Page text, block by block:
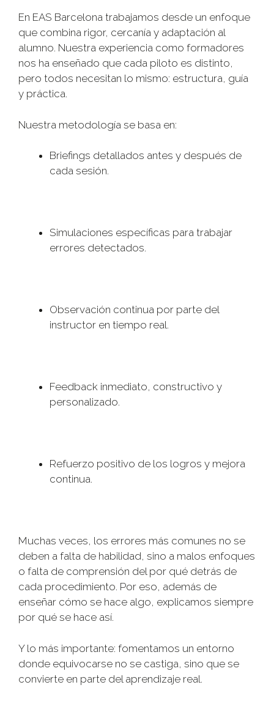
En EAS Barcelona trabajamos desde un enfoque
que combina rigor, cercanía y adaptación al
alumno. Nuestra experiencia como formadores
nos ha enseñado que cada piloto es distinto,
pero todos necesitan lo mismo: estructura, guía
y práctica.
Nuestra metodología se basa en:
Briefings detallados antes y después de
cada sesión.
Simulaciones específicas para trabajar
errores detectados.
Observación continua por parte del
instructor en tiempo real.
Feedback inmediato, constructivo y
personalizado.
Refuerzo positivo de los logros y mejora
continua.
Muchas veces, los errores más comunes no se
deben a falta de habilidad, sino a malos enfoques
o falta de comprensión del por qué detrás de
cada procedimiento. Por eso, además de
enseñar cómo se hace algo, explicamos siempre
por qué se hace así.
Y lo más importante: fomentamos un entorno
donde equivocarse no se castiga, sino que se
convierte en parte del aprendizaje real.